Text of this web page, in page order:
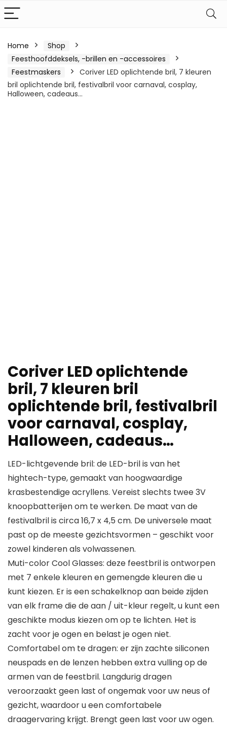
Home
Shop
Feesthoofddeksels, -brillen en -accessoires
Feestmaskers
Coriver LED oplichtende bril, 7 kleuren
bril oplichtende bril, festivalbril voor carnaval, cosplay,
Halloween, cadeaus…
Coriver LED oplichtende
bril, 7 kleuren bril
oplichtende bril, festivalbril
voor carnaval, cosplay,
Halloween, cadeaus…
LED-lichtgevende bril: de LED-bril is van het
hightech-type, gemaakt van hoogwaardige
krasbestendige acryllens. Vereist slechts twee 3V
knoopbatterijen om te werken. De maat van de
festivalbril is circa 16,7 x 4,5 cm. De universele maat
past op de meeste gezichtsvormen – geschikt voor
zowel kinderen als volwassenen.
Muti-color Cool Glasses: deze feestbril is ontworpen
met 7 enkele kleuren en gemengde kleuren die u
kunt kiezen. Er is een schakelknop aan beide zijden
van elk frame die de aan / uit-kleur regelt, u kunt een
geschikte modus kiezen om op te lichten. Het is
zacht voor je ogen en belast je ogen niet.
Comfortabel om te dragen: er zijn zachte siliconen
neuspads en de lenzen hebben extra vulling op de
armen van de feestbril. Langdurig dragen
veroorzaakt geen last of ongemak voor uw neus of
gezicht, waardoor u een comfortabele
draagervaring krijgt. Brengt geen last voor uw ogen.